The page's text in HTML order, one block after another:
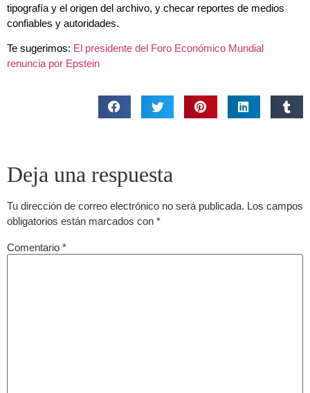
tipografía y el origen del archivo, y checar reportes de medios
confiables y autoridades.
Te sugerimos: El presidente del Foro Económico Mundial
renuncia por Epstein
Deja una respuesta
Tu dirección de correo electrónico no será publicada. Los campos
obligatorios están marcados con *
Comentario *